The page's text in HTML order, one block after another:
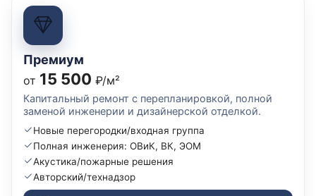
Премиум
от 15 500 ₽/м²
Капитальный ремонт с перепланировкой, полной
заменой инженерии и дизайнерской отделкой.
Новые перегородки/входная группа
Полная инженерия: ОВиК, ВК, ЭОМ
Акустика/пожарные решения
Авторский/технадзор